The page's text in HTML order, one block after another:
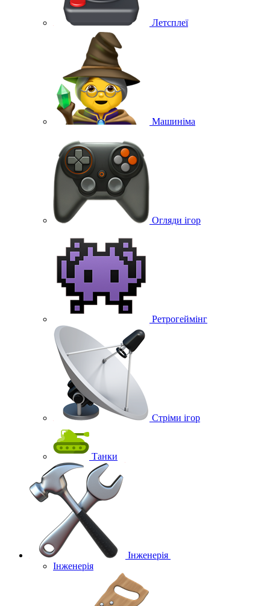
Летсплеї
Машиніма
Огляди ігор
Ретрогеймінг
Стріми ігор
Танки
Інженерія
Інженерія